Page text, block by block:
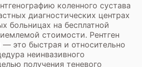
коленного сустава
диагностических центрах
больницах на бесплатной
стоимости. Рентген
— это быстрая и относительно
неинвазивного
получения теневого